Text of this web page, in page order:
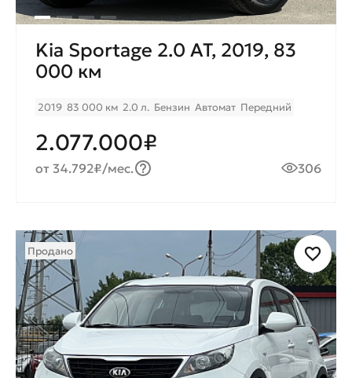
Kia Sportage 2.0 AT, 2019, 83
000 км
2019 83 000 км 2.0 л. Бензин Автомат Передний
2.077.000₽
от 34.792₽/мес. 306
Продано